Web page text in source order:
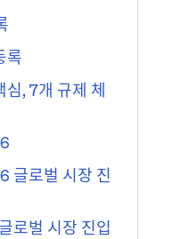
록
, 7개 규제 체
글로벌 시장 진
로벌 시장 진입